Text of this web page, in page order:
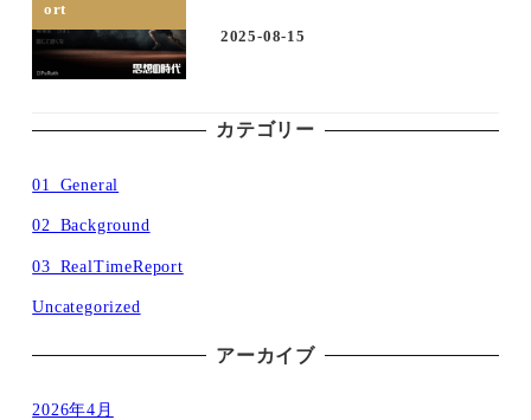
ort
2025-08-15
カテゴリー
01_General
02_Background
03_RealTimeReport
Uncategorized
アーカイブ
2026年4月